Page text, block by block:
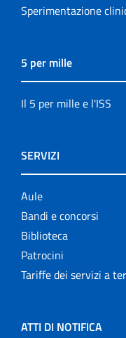
Sperimentazione
5 per mille
Il 5 per mille e l'ISS
SERVIZI
Aule
Bandi e concorsi
Biblioteca
Patrocini
Tariffe dei servizi a
ATTI DI NOTIFICA